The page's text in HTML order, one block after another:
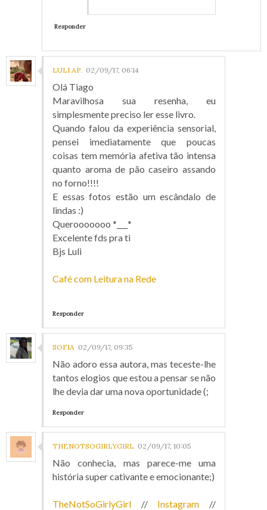
Responder
LULI AP. 02/09/17, 06:14
Olá Tiago
Maravilhosa sua resenha, eu
simplesmente preciso ler esse livro.
Quando falou da experiência sensorial,
pensei imediatamente que poucas
coisas tem memória afetiva tão intensa
quanto aroma de pão caseiro assando
no forno!!!!
E essas fotos estão um escândalo de
lindas :)
Querooooooo *___*
Excelente fds pra ti
Bjs Luli
Café com Leitura na Rede
Responder
SOFIA 02/09/17, 09:35
Não adoro essa autora, mas teceste-lhe
tantos elogios que estou a pensar se não
lhe devia dar uma nova oportunidade (;
Responder
THENOTSOGIRLYGIRL 02/09/17, 10:05
Não conhecia, mas parece-me uma
história super cativante e emocionante;)
TheNotSoGirlyGirl // Instagram //